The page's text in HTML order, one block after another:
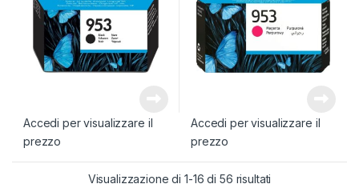
Accedi per visualizzare il
prezzo
Accedi per visualizzare il
prezzo
Visualizzazione di 1-16 di 56 risultati